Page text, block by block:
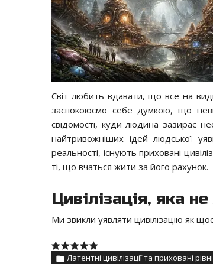
Світ любить вдавати, що все на
заспокоюємо себе думкою, що
свідомості, куди людина зазирає
найтривожніших ідей людської
реальності, існують приховані
ті, що вчаться жити за його рахунок.
Цивілізація, яка
Ми звикли уявляти цивілізацію як
Латентні цивілізації та приховані